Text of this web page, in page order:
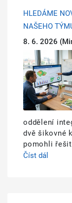
HLEDÁME
NAŠEHO
8. 6. 2026
Obrázek
oddělení
dvě šikovné
pomohli
Číst dál